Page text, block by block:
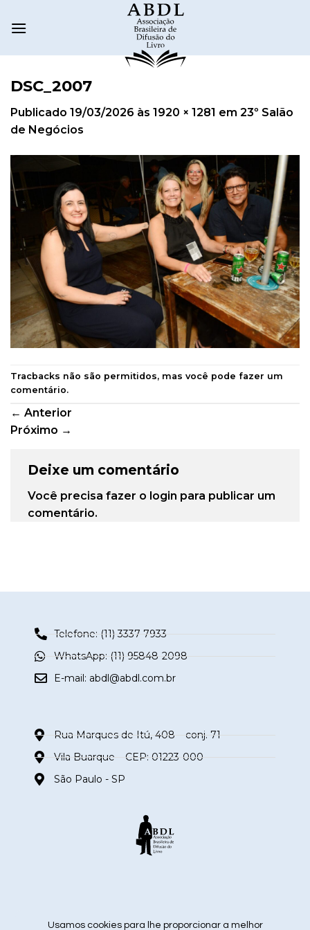
DSC_2007
Publicado 19/03/2026 às 1920 × 1281 em 23º Salão
de Negócios
Tracbacks não são permitidos, mas você pode fazer um
comentário.
← Anterior
Próximo →
Deixe um comentário
Você precisa fazer o login para publicar um
comentário.
Telefone: (11) 3337-7933
WhatsApp: (11) 95848-2098
E-mail: abdl@abdl.com.br
Rua Marques de Itú, 408 – conj. 71
Vila Buarque – CEP: 01223-000
São Paulo - SP
siga nas redes sociais
Usamos cookies para lhe proporcionar a melhor